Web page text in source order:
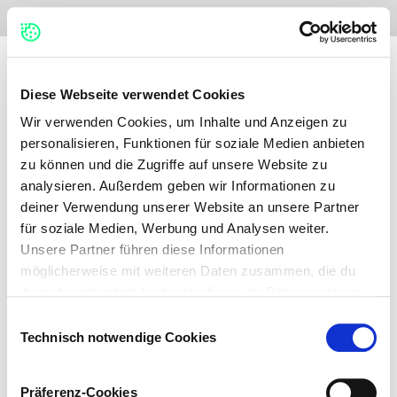
Diese Webseite verwendet Cookies
Wir verwenden Cookies, um Inhalte und Anzeigen zu
personalisieren, Funktionen für soziale Medien anbieten
zu können und die Zugriffe auf unsere Website zu
analysieren. Außerdem geben wir Informationen zu
deiner Verwendung unserer Website an unsere Partner
für soziale Medien, Werbung und Analysen weiter.
Unsere Partner führen diese Informationen
möglicherweise mit weiteren Daten zusammen, die du
Kategorien von Cookies: Technisch notwendige Cookies,
Technisch notwendige Cookies
Präferenz-Cookies